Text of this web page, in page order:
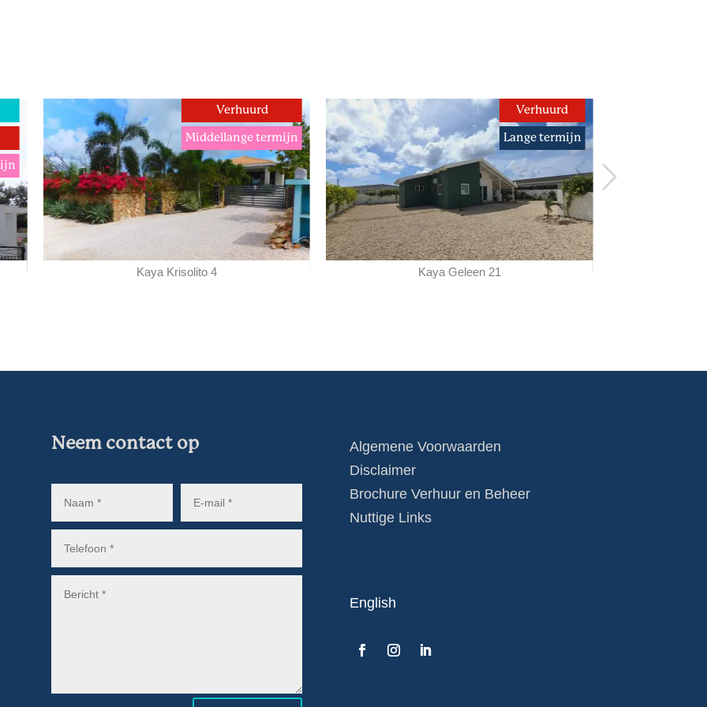
Kaya Krisolito 4
Verhuurd
Middellange termijn
Kaya Geleen 21
Verhuurd
Lange termijn
Neem contact op
Algemene Voorwaarden
Disclaimer
Brochure Verhuur en Beheer
Nuttige Links
English